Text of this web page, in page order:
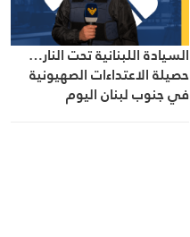
السيادة اللبنانية تحت النار…
حصيلة الاعتداءات الصهيونية
في جنوب لبنان اليوم